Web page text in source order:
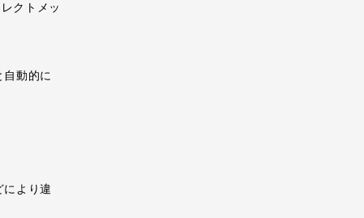
クトメッ
動的に
により違